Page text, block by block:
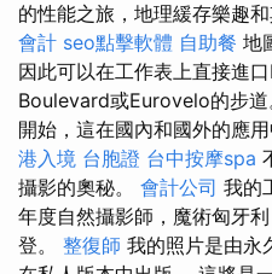
的性能之旅，地理緩存樂趣
會計 seo點擊軟體 自助餐 地
因此可以在工作表上直接進
Boulevard或Eurovelo的步道
開始，這在國內和國外的應
港入境 台胞證 台中按摩spa
攝影的奧秘。 會計公司 我的
年度自然攝影師，魔術匈牙
登。 整復師 我的照片是由永